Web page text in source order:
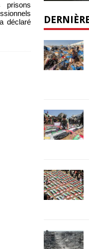
prisons
déclaré